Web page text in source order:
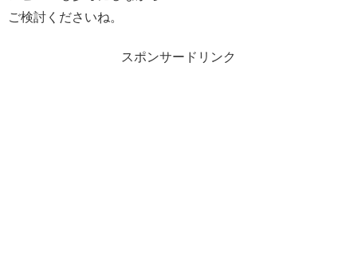
ご検討くださいね。
スポンサードリンク